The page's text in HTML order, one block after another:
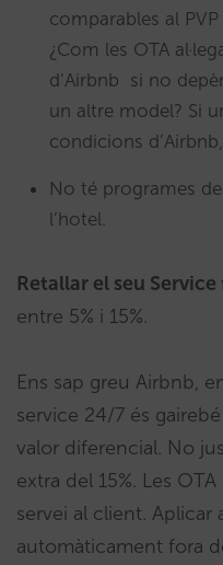
comparables al
¿Com les OTA
d’Airbnb si no
un altre model? Si
condicions
No té programes
l’hotel.
Retallar el seu Service
entre 5% i 15%.
Ens sap greu Airbnb,
service 24/7 és
valor diferencial. No
extra del 15%. Les
servei al client.
automàticament fora